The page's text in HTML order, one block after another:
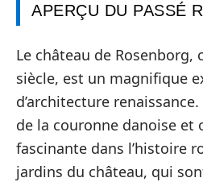
APERÇU DU PASSÉ
Le château de Rosenborg,
siècle, est un magnifique
d’architecture
de la couronne danoise et
fascinante dans l’histoire
jardins du château, qui